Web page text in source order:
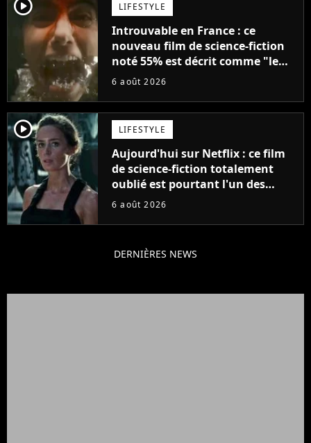
player2 LIFESTYLE
Introuvable en France : ce
nouveau film de science-fiction
noté 55% est décrit comme "le
plus stupide de l'année"
6 août 2026
player2 LIFESTYLE
Aujourd'hui sur Netflix : ce film
de science-fiction totalement
oublié est pourtant l'un des
meilleurs des années 2010
6 août 2026
DERNIÈRES NEWS